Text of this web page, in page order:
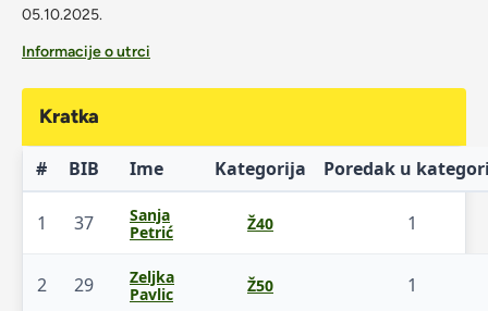
05.10.2025.
Informacije o utrci
Kratka
# BIB Ime Kategorija Poredak u
1 37
Sanja
Petrić
Ž40 1
2 29
Zeljka
Pavlic
Ž50 1